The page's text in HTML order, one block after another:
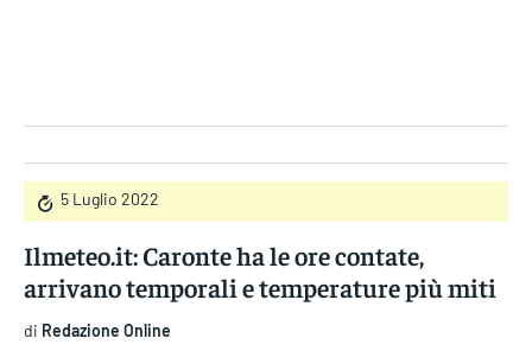
5 Luglio 2022
Ilmeteo.it: Caronte ha le ore contate,
arrivano temporali e temperature più miti
di Redazione Online